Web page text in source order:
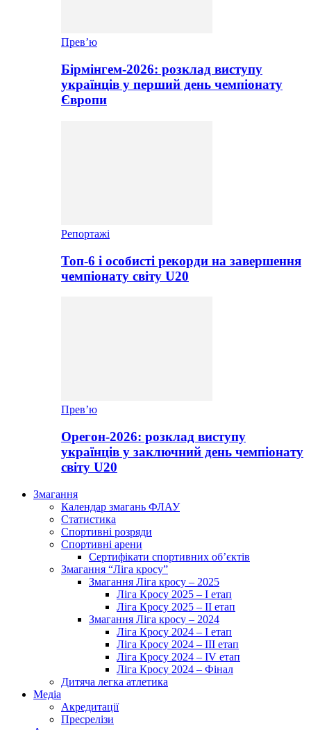
Прев’ю
Бірмінгем-2026: розклад виступу
українців у перший день чемпіонату
Європи
Репортажі
Топ-6 і особисті рекорди на завершення
чемпіонату світу U20
Прев’ю
Орегон-2026: розклад виступу
українців у заключний день чемпіонату
світу U20
Змагання
Календар змагань ФЛАУ
Статистика
Спортивні розряди
Спортивні арени
Сертифікати спортивних об’єктів
Змагання “Ліга кросу”
Змагання Ліга кросу – 2025
Ліга Кросу 2025 – I етап
Ліга Кросу 2025 – II етап
Змагання Ліга кросу – 2024
Ліга Кросу 2024 – I етап
Ліга Кросу 2024 – III етап
Ліга Кросу 2024 – IV етап
Ліга Кросу 2024 – Фінал
Дитяча легка атлетика
Медіа
Акредитації
Пресрелізи